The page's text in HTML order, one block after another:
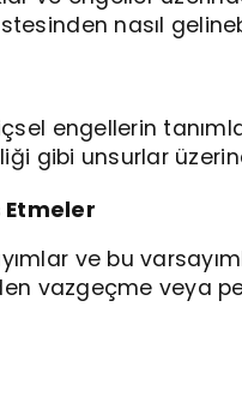
nasıl
engellerin
gibi unsurlar
Etmeler
ve bu
vazgeçme veya